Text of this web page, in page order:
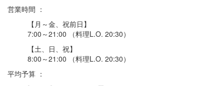
営業時間 ：
【月～金、祝前日】
7:00～21:00 （料理L.O. 20:30）
【土、日、祝】
8:00～21:00 （料理L.O. 20:30）
平均予算 ：